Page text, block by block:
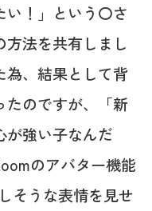
い！」という〇さ
法を共有しまし
為、結果として背
たのですが、「新
が強い子なんだ
のアバター機能
そうな表情を見せ